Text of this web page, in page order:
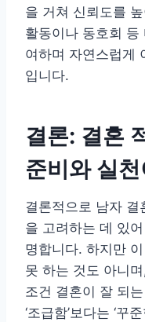
을 거쳐 신뢰도를
활동이나 동호회
여하며 자연스럽게
입니다.
결론: 결혼
준비와 실
결론적으로 남자
을 고려하는 데 있
명합니다. 하지만
못 하는 것도 아니
조건 결혼이 잘 되
‘조급함’보다는 ‘꾸